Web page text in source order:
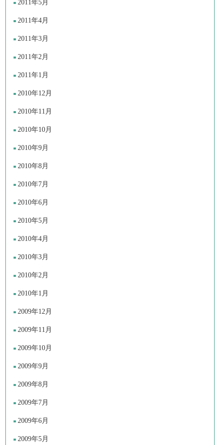
2011年5月
2011年4月
2011年3月
2011年2月
2011年1月
2010年12月
2010年11月
2010年10月
2010年9月
2010年8月
2010年7月
2010年6月
2010年5月
2010年4月
2010年3月
2010年2月
2010年1月
2009年12月
2009年11月
2009年10月
2009年9月
2009年8月
2009年7月
2009年6月
2009年5月